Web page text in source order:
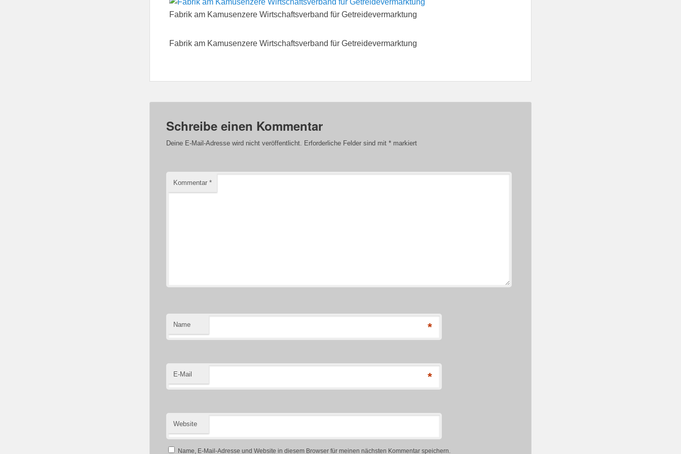
Fabrik am Kamusenzere Wirtschaftsverband für Getreidevermarktung
Fabrik am Kamusenzere Wirtschaftsverband für Getreidevermarktung
Schreibe einen Kommentar
Deine E-Mail-Adresse wird nicht veröffentlicht. Erforderliche Felder sind mit * markiert
Kommentar *
Name *
E-Mail *
Website
Name, E-Mail-Adresse und Website in diesem Browser für meinen nächsten Kommentar speichern.